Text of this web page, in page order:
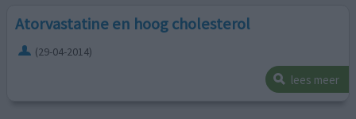
Atorvastatine en hoog cholesterol
(29-04-2014)
lees meer